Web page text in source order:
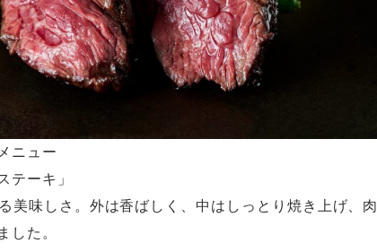
ニュー
テーキ」
美味しさ。外は香ばしく、中はしっとり焼き上げ、肉
した。